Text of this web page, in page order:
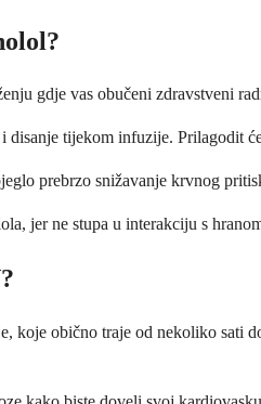
gdje vas obučeni zdravstveni
tijekom infuzije. Prilagodit
prebrzo snižavanje krvnog
jer ne stupa u interakciju s
koje obično traje od nekoliko sati